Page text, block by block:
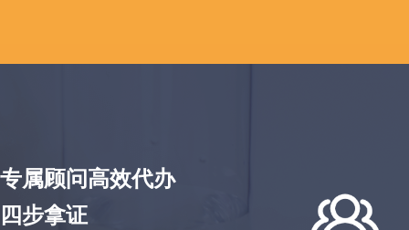
专属顾问高效代办
四步拿证